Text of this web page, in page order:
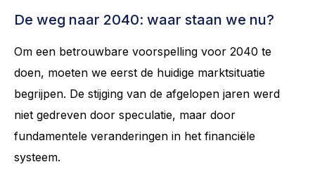
De weg naar 2040: waar staan we nu?
Om een betrouwbare voorspelling voor 2040 te
doen, moeten we eerst de huidige marktsituatie
begrijpen. De stijging van de afgelopen jaren werd
niet gedreven door speculatie, maar door
fundamentele veranderingen in het financiële
systeem.